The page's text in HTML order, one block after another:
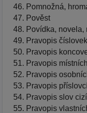
Pomnožná,
Pověst
Povídka, novela,
Pravopis číslovek
Pravopis
Pravopis
Pravopis
Pravopis
Pravopis slov
Pravopis